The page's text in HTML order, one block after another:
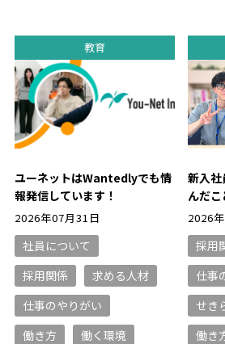
教育
ユーネットはWantedlyでも情
報発信しています！
2026年07月31日
社員について
採用関係
求める人材
仕事のやりがい
働き方
働く環境
新入
んだ
2026
採用
仕事
せき
働き